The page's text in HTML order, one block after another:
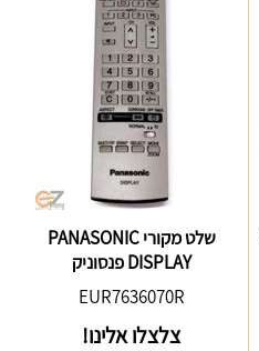
שלט מקורי PANASONIC
DISPLAY פנסוניק
EUR7636070R
צלצלו אלינו!